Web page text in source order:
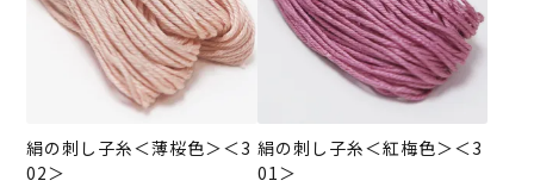
絹の刺し子糸＜薄桜色＞＜3
02＞
絹の刺し子糸＜紅梅色＞＜3
01＞